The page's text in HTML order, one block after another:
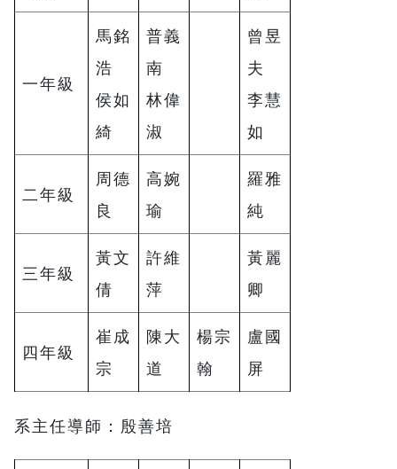
一年級
馬銘
浩
侯如
綺
普義
南
林偉
淑
曾昱
夫
李慧
如
二年級
周德
良
高婉
瑜
羅雅
純
三年級
黃文
倩
許維
萍
黃麗
卿
四年級
崔成
宗
陳大
道
楊宗
翰
盧國
屏
系主任導師：殷善培